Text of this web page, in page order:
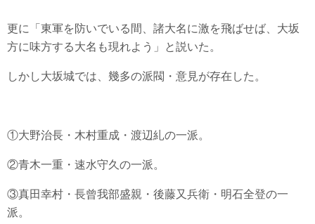
更に「東軍を防いでいる間、諸大名に激を飛ばせば、大坂
方に味方する大名も現れよう」と説いた。
しかし大坂城では、幾多の派閥・意見が存在した。
①大野治長・木村重成・渡辺糺の一派。
②青木一重・速水守久の一派。
③真田幸村・長曾我部盛親・後藤又兵衛・明石全登の一
派。